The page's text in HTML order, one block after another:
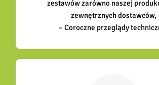
zestawów zarówno naszej
zewnętrznych dostawców,
– Coroczne przeglądy